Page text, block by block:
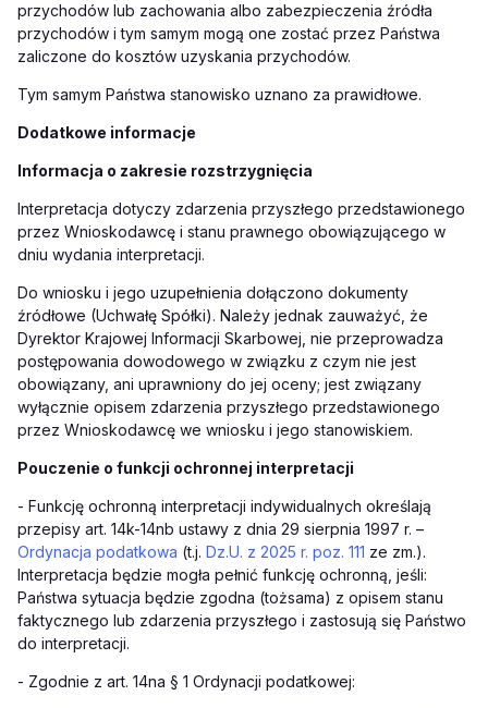
przychodów lub zachowania albo zabezpieczenia źródła
przychodów i tym samym mogą one zostać przez Państwa
zaliczone do kosztów uzyskania przychodów.
Tym samym Państwa stanowisko uznano za prawidłowe.
Dodatkowe informacje
Informacja o zakresie rozstrzygnięcia
Interpretacja dotyczy zdarzenia przyszłego przedstawionego
przez Wnioskodawcę i stanu prawnego obowiązującego w
dniu wydania interpretacji.
Do wniosku i jego uzupełnienia dołączono dokumenty
źródłowe (Uchwałę Spółki). Należy jednak zauważyć, że
Dyrektor Krajowej Informacji Skarbowej, nie przeprowadza
postępowania dowodowego w związku z czym nie jest
obowiązany, ani uprawniony do jej oceny; jest związany
wyłącznie opisem zdarzenia przyszłego przedstawionego
przez Wnioskodawcę we wniosku i jego stanowiskiem.
Pouczenie o funkcji ochronnej interpretacji
- Funkcję ochronną interpretacji indywidualnych określają
przepisy art. 14k-14nb ustawy z dnia 29 sierpnia 1997 r. –
Ordynacja podatkowa (t.j. Dz.U. z 2025 r. poz. 111 ze zm.).
Interpretacja będzie mogła pełnić funkcję ochronną, jeśli:
Państwa sytuacja będzie zgodna (tożsama) z opisem stanu
faktycznego lub zdarzenia przyszłego i zastosują się Państwo
do interpretacji.
- Zgodnie z art. 14na § 1 Ordynacji podatkowej: